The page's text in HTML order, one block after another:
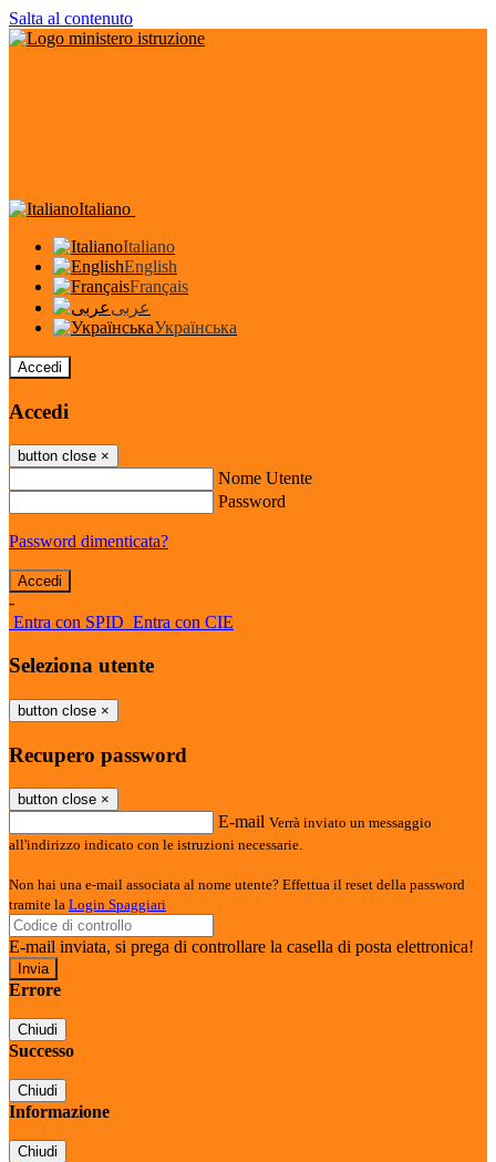
Salta al contenuto
Italiano
Italiano
English
Français
عربى
Українська
Accedi
Accedi
button close ×
Nome Utente
Password
Password dimenticata?
-
Entra con SPID Entra con CIE
Seleziona utente
button close ×
Recupero password
button close ×
E-mail Verrà inviato un messaggio
all'indirizzo indicato con le istruzioni necessarie.
Non hai una e-mail associata al nome utente? Effettua il reset della password
tramite la Login Spaggiari
E-mail inviata, si prega di controllare la casella di posta elettronica!
Errore
Chiudi
Successo
Chiudi
Informazione
Chiudi